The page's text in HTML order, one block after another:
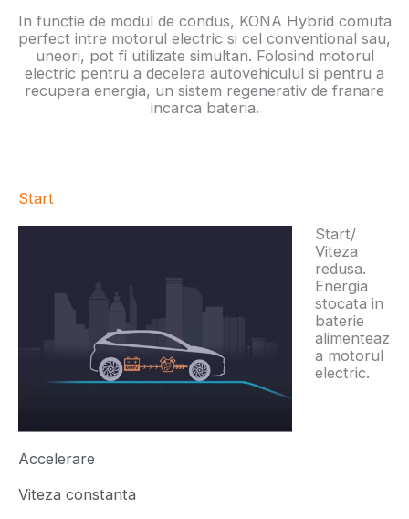
In functie de modul de condus, KONA Hybrid comuta
perfect intre motorul electric si cel conventional sau,
uneori, pot fi utilizate simultan. Folosind motorul
electric pentru a decelera autovehiculul si pentru a
recupera energia, un sistem regenerativ de franare
incarca bateria.
Start
Start/
Viteza
redusa.
Energia
stocata in
baterie
alimenteaz
a motorul
electric.
Accelerare
Viteza constanta